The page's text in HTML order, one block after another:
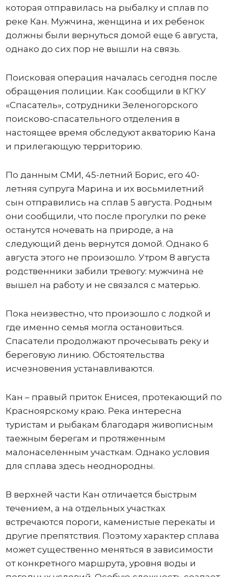
которая отправилась на рыбалку и сплав по
реке Кан. Мужчина, женщина и их ребенок
должны были вернуться домой еще 6 августа,
однако до сих пор не вышли на связь.
Поисковая операция началась сегодня после
обращения полиции. Как сообщили в КГКУ
«Спасатель», сотрудники Зеленогорского
поисково-спасательного отделения в
настоящее время обследуют акваторию Кана
и прилегающую территорию.
По данным СМИ, 45-летний Борис, его 40-
летняя супруга Марина и их восьмилетний
сын отправились на сплав 5 августа. Родным
они сообщили, что после прогулки по реке
останутся ночевать на природе, а на
следующий день вернутся домой. Однако 6
августа этого не произошло. Утром 8 августа
родственники забили тревогу: мужчина не
вышел на работу и не связался с матерью.
Пока неизвестно, что произошло с лодкой и
где именно семья могла остановиться.
Спасатели продолжают прочесывать реку и
береговую линию. Обстоятельства
исчезновения устанавливаются.
Кан – правый приток Енисея, протекающий по
Красноярскому краю. Река интересна
туристам и рыбакам благодаря живописным
таежным берегам и протяженным
малонаселенным участкам. Однако условия
для сплава здесь неоднородны.
В верхней части Кан отличается быстрым
течением, а на отдельных участках
встречаются пороги, каменистые перекаты и
другие препятствия. Поэтому характер сплава
может существенно меняться в зависимости
от конкретного маршрута, уровня воды и